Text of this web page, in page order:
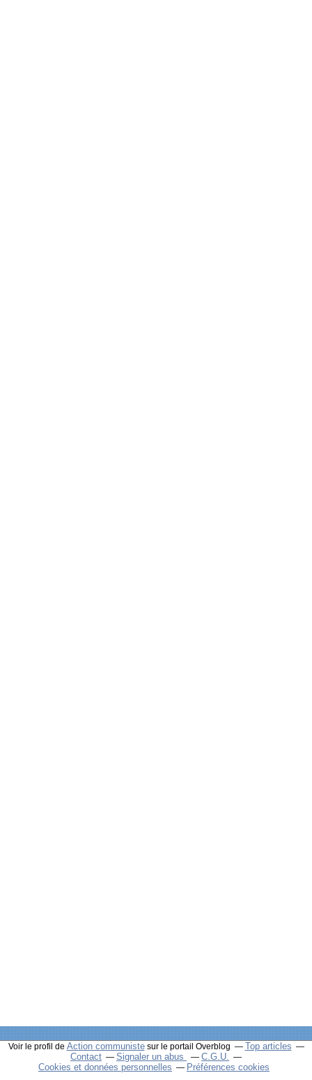
Voir le profil de Action communistesur le portail Overblog
Top articles
Contact
Signaler un abus
C.G.U.
Cookies et données personnelles
Préférences cookies